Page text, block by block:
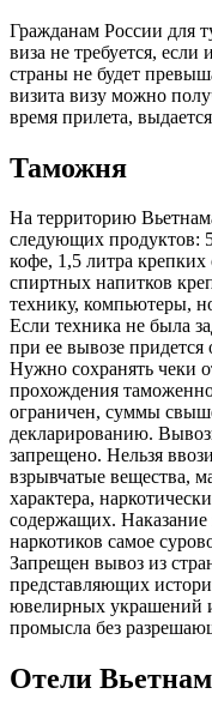
Гражданам России для
виза не требуется,
страны не будет
визита визу можно
время прилета,
Таможня
На территорию
следующих продуктов:
кофе, 1,5 литра
спиртных напитков
технику, компьютеры,
Если техника не была
при ее вывозе
Нужно сохранять чеки
прохождения
ограничен, суммы
декларированию.
запрещено. Нельзя
взрывчатые вещества,
характера,
содержащих. Наказание
наркотиков самое
Запрещен вывоз из
представляющих
ювелирных украшений
промысла без
Отели